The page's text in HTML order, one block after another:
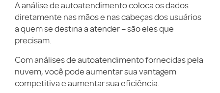
A análise de autoatendimento coloca os dados
diretamente nas mãos e nas cabeças dos usuários
a quem se destina a atender – são eles que
precisam.
Com análises de autoatendimento fornecidas pela
nuvem, você pode aumentar sua vantagem
competitiva e aumentar sua eficiência.